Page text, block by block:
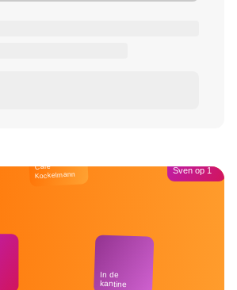
Café
Kockelmann
In de
kantine
Sven op 1